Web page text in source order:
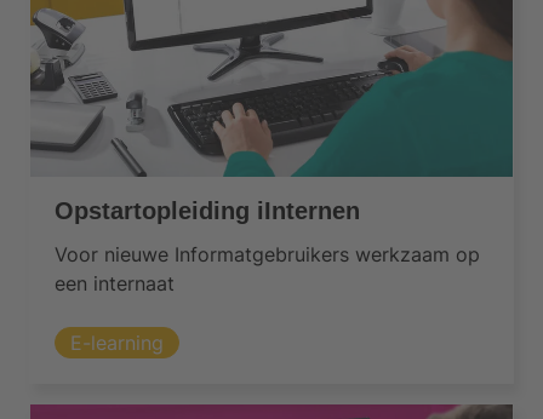
Opstartopleiding iInternen
Voor nieuwe Informatgebruikers werkzaam op
een internaat
E-learning